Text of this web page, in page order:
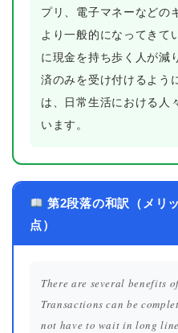
プリ、電子マネーなどの
より一般的になってきて
に現金を持ち歩く人が減
済のみを受け付けるよう
は、日常生活における人
います。
第2段落の和訳（メリ
点）
There are several benefits
Transactions can be
not have to wait in long